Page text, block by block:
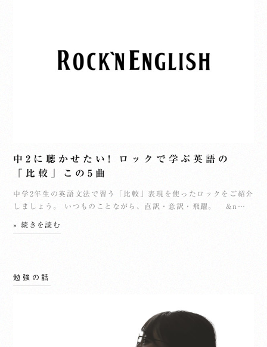
中2に聴かせたい! ロックで学ぶ英語の
「比較」この5曲
中学2年生の英語文法で習う「比較」表現を使ったロックをご紹介
しましょう。 いつものことながら、直訳・意訳・飛躍。 &n…
» 続きを読む
勉強の話